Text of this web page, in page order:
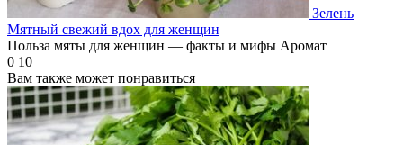
Зелень
Мятный свежий вдох для женщин
Польза мяты для женщин — факты и мифы Аромат
0 10
Вам также может понравиться